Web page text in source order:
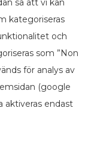
så att vi kan
kategoriseras
och
som ”Non
för analys av
(google
aktiveras endast